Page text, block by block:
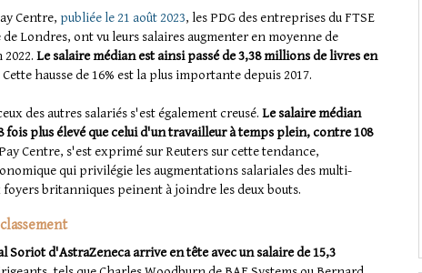
Centre, publiée le 21 août 2023, les PDG des entreprises du FTSE
Londres, ont vu leurs salaires augmenter en moyenne de
2022. Le salaire médian est ainsi passé de 3,38 millions de livres en
Cette hausse de 16% est la plus importante depuis 2017.
des autres salariés s'est également creusé. Le salaire médian
fois plus élevé que celui d'un travailleur à temps plein, contre 108
Centre, s'est exprimé sur Reuters sur cette tendance,
qui privilégie les augmentations salariales des multi-
britanniques peinent à joindre les deux bouts.
Soriot d'AstraZeneca arrive en tête avec un salaire de 15,3